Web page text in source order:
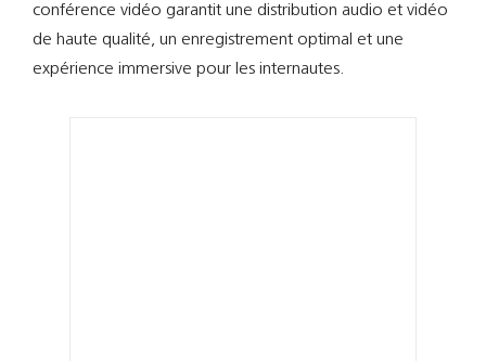
conférence vidéo garantit une distribution audio et vidéo
de haute qualité, un enregistrement optimal et une
expérience immersive pour les internautes.